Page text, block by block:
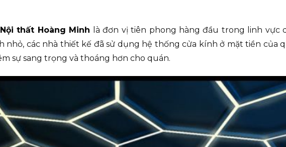
Nội thất Hoàng Minh là đơn vị tiên phong hàng đầu trong linh
nhỏ, các nhà thiết kế đã sử dụng hệ thống cửa kính ở mặt tiền của
sự sang trọng và thoáng hơn cho quán.